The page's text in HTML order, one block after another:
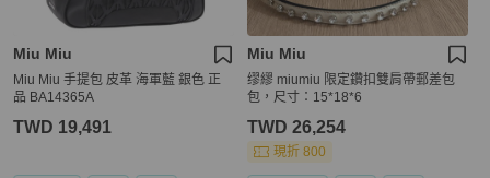
Miu Miu
Miu Miu 手提包 皮革 海軍藍 銀色 正
品 BA14365A
TWD 19,491
Miu Miu
缪繆 miumiu 限定鑽扣雙肩帶郵差包
包，尺寸：15*18*6
TWD 26,254
現折 800